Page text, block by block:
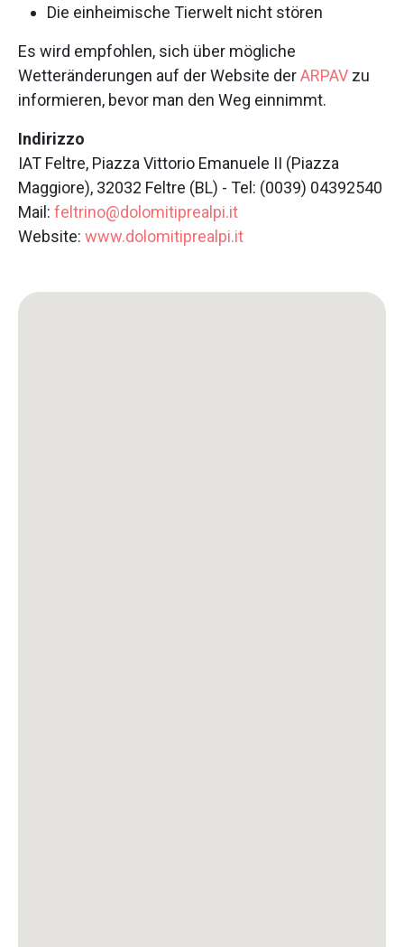
Die einheimische Tierwelt nicht stören
Es wird empfohlen, sich über mögliche
Wetteränderungen auf der Website derARPAV zu
informieren, bevor man den Weg einnimmt.
Indirizzo
IAT Feltre, Piazza Vittorio Emanuele II (Piazza
Maggiore), 32032 Feltre (BL) - Tel: (0039) 04392540
Mail: feltrino@dolomitiprealpi.it
Website: www.dolomitiprealpi.it